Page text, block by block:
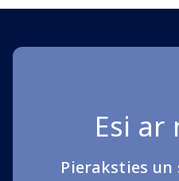
Esi ar
Pieraksties un